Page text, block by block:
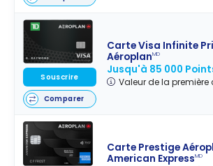
Carte Visa Infinite
AéroplanMD
Jusqu'à 85 000
Valeur de la première
Souscrire
Comparer
Carte Prestige
American ExpressMD